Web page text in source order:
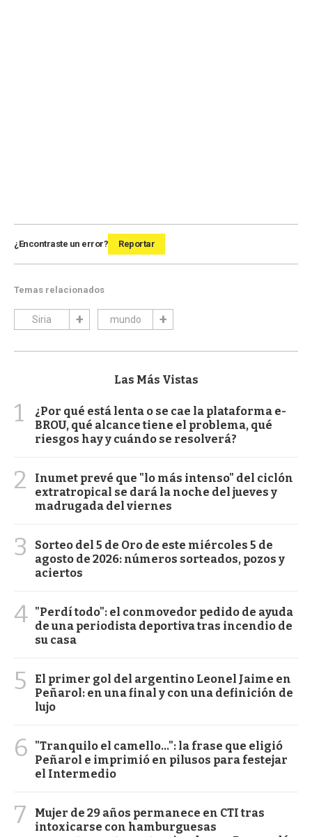
¿Encontraste un error? Reportar
Temas relacionados
Siria mundo
Las Más Vistas
1
¿Por qué está lenta o se cae la plataforma e-
BROU, qué alcance tiene el problema, qué
riesgos hay y cuándo se resolverá?
2
Inumet prevé que "lo más intenso" del ciclón
extratropical se dará la noche del jueves y
madrugada del viernes
3
Sorteo del 5 de Oro de este miércoles 5 de
agosto de 2026: números sorteados, pozos y
aciertos
4 "Perdí todo": el conmovedor pedido de ayuda
de una periodista deportiva tras incendio de
su casa
5
El primer gol del argentino Leonel Jaime en
Peñarol: en una final y con una definición de
lujo
6
"Tranquilo el camello...": la frase que eligió
Peñarol e imprimió en pilusos para festejar
el Intermedio
7
Mujer de 29 años permanece en CTI tras
intoxicarse con hamburguesas